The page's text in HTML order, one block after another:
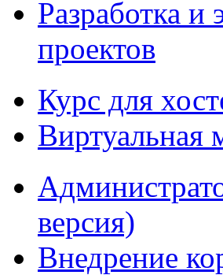
Разработка и
проектов
Курс для
версия)
Внедрение